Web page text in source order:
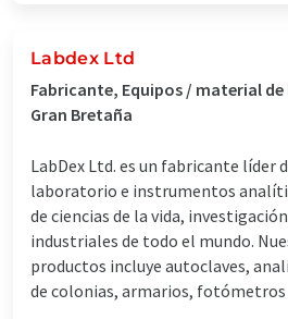
Labdex Ltd
Fabricante, Equipos / material
Gran Bretaña
LabDex Ltd. es un fabricante líder
laboratorio e instrumentos
de ciencias de la vida,
industriales de todo el mundo.
productos incluye autoclaves,
de colonias, armarios, fotómetros